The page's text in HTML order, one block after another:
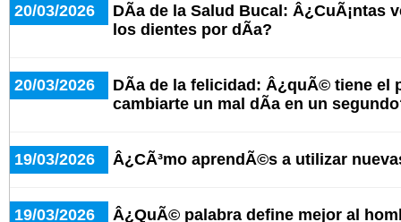
20/03/2026
DÃ­a de la Salud Bucal: Â¿CuÃ¡ntas
los dientes por dÃ­a?
20/03/2026
DÃ­a de la felicidad: Â¿quÃ© tiene el
cambiarte un mal dÃ­a en un
19/03/2026 Â¿CÃ³mo aprendÃ©s a utilizar
19/03/2026 Â¿QuÃ© palabra define mejor al